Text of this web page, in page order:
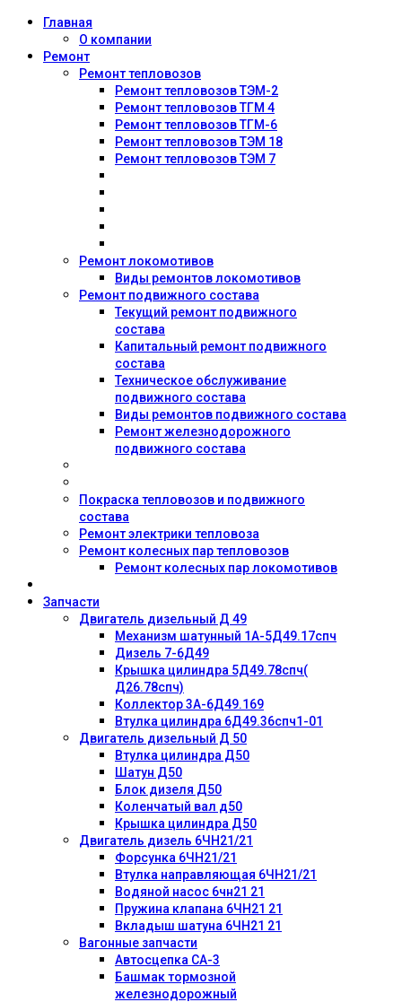
Главная
О компании
Ремонт
Ремонт тепловозов
Ремонт тепловозов ТЭМ-2
Ремонт тепловозов ТГМ 4
Ремонт тепловозов ТГМ-6
Ремонт тепловозов ТЭМ 18
Ремонт тепловозов ТЭМ 7
Ремонт локомотивов
Виды ремонтов локомотивов
Ремонт подвижного состава
Текущий ремонт подвижного
состава
Капитальный ремонт подвижного
состава
Техническое обслуживание
подвижного состава
Виды ремонтов подвижного состава
Ремонт железнодорожного
подвижного состава
Покраска тепловозов и подвижного
состава
Ремонт электрики тепловоза
Ремонт колесных пар тепловозов
Ремонт колесных пар локомотивов
Запчасти
Двигатель дизельный Д 49
Механизм шатунный 1А-5Д49.17спч
Дизель 7-6Д49
Крышка цилиндра 5Д49.78спч(
Д26.78спч)
Коллектор 3А-6Д49.169
Втулка цилиндра 6Д49.36спч1-01
Двигатель дизельный Д 50
Втулка цилиндра Д50
Шатун Д50
Блок дизеля Д50
Коленчатый вал д50
Крышка цилиндра Д50
Двигатель дизель 6ЧН21/21
Форсунка 6ЧН21/21
Втулка направляющая 6ЧН21/21
Водяной насос 6чн21 21
Пружина клапана 6ЧН21 21
Вкладыш шатуна 6ЧН21 21
Вагонные запчасти
Автосцепка СА-3
Башмак тормозной
железнодорожный